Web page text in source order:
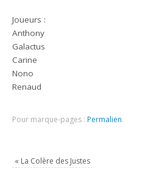
Joueurs :
Anthony
Galactus
Carine
Nono
Renaud
Pour marque-pages : Permalien.
« La Colère des Justes